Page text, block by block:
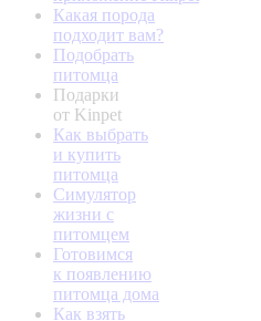
Какая порода
подходит вам?
Подобрать
питомца
Подарки
от Kinpet
Как выбрать
и купить
питомца
Симулятор
жизни с
питомцем
Готовимся
к появлению
питомца дома
Как взять